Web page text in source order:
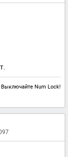
Выключайте Num Lock!